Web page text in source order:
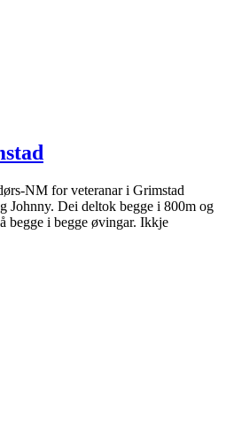
NM for veteranar i Grimstad
Johnny. Dei deltok begge i 800m og
begge i begge øvingar. Ikkje